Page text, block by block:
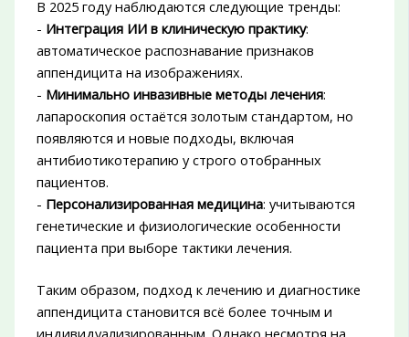
В 2025 году наблюдаются следующие тренды:
- Интеграция ИИ в клиническую практику:
автоматическое распознавание признаков
аппендицита на изображениях.
- Минимально инвазивные методы лечения:
лапароскопия остаётся золотым стандартом, но
появляются и новые подходы, включая
антибиотикотерапию у строго отобранных
пациентов.
- Персонализированная медицина: учитываются
генетические и физиологические особенности
пациента при выборе тактики лечения.
Таким образом, подход к лечению и диагностике
аппендицита становится всё более точным и
индивидуализированным. Однако несмотря на